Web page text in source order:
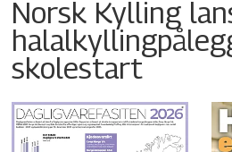
Norsk Kylling
skolestart